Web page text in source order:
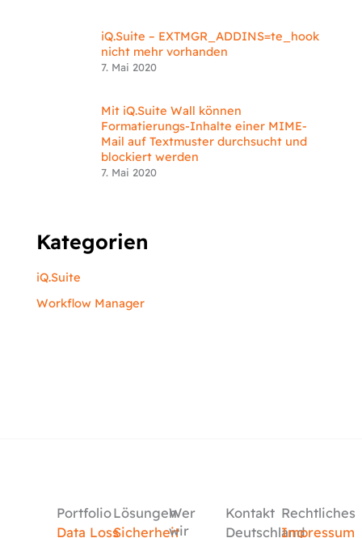
iQ.Suite – EXTMGR_ADDINS=te_hook
nicht mehr vorhanden
7. Mai 2020
Mit iQ.Suite Wall können
Formatierungs-Inhalte einer MIME-
Mail auf Textmuster durchsucht und
blockiert werden
7. Mai 2020
Kategorien
iQ.Suite
Workflow Manager
Portfolio
Data Loss
Lösungen
Sicherheit
Wer
wir
Kontakt
Deutschland
Rechtliches
Impressum